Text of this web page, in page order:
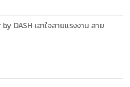
DASH เอาใจสายแรงงาน สาย